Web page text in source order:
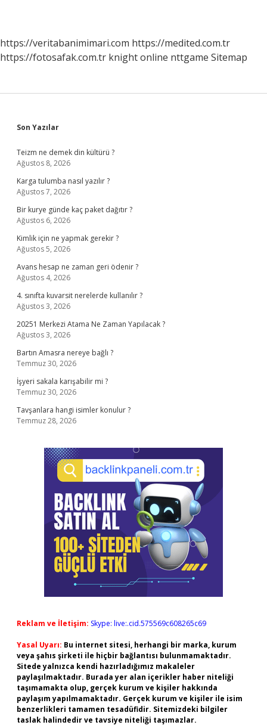
https://veritabanimimari.com https://medited.com.tr
https://fotosafak.com.tr knight online nttgame Sitemap
Sidebar
Son Yazılar
Teizm ne demek din kültürü ?
Ağustos 8, 2026
Karga tulumba nasıl yazılır ?
Ağustos 7, 2026
Bir kurye günde kaç paket dağıtır ?
Ağustos 6, 2026
Kimlik için ne yapmak gerekir ?
Ağustos 5, 2026
Avans hesap ne zaman geri ödenir ?
Ağustos 4, 2026
4. sınıfta kuvarsit nerelerde kullanılır ?
Ağustos 3, 2026
20251 Merkezi Atama Ne Zaman Yapılacak ?
Ağustos 3, 2026
Bartın Amasra nereye bağlı ?
Temmuz 30, 2026
İşyeri sakala karışabilir mi ?
Temmuz 30, 2026
Tavşanlara hangi isimler konulur ?
Temmuz 28, 2026
Reklam ve İletişim: Skype: live:.cid.575569c608265c69
Yasal Uyarı: Bu internet sitesi, herhangi bir marka, kurum
veya şahıs şirketi ile hiçbir bağlantısı bulunmamaktadır.
Sitede yalnızca kendi hazırladığımız makaleler
paylaşılmaktadır. Burada yer alan içerikler haber niteliği
taşımamakta olup, gerçek kurum ve kişiler hakkında
paylaşım yapılmamaktadır. Gerçek kurum ve kişiler ile isim
benzerlikleri tamamen tesadüfidir. Sitemizdeki bilgiler
taslak halindedir ve tavsiye niteliği taşımazlar.